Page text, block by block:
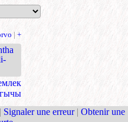
| +
| Signaler une erreur | Obtenir une